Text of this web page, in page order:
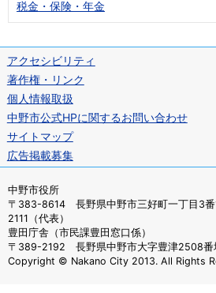
税金・保険・年金
アクセシビリティ
著作権・リンク
個人情報取扱
中野市公式HPに関するお問い合わせ
サイトマップ
広告掲載募集
中野市役所
〒383-8614 長野県中野市三好町一丁目3
2111（代表）
豊田庁舎（市民課豊田窓口係）
〒389-2192 長野県中野市大字豊津2508
Copyright © Nakano City 2013. All Rights